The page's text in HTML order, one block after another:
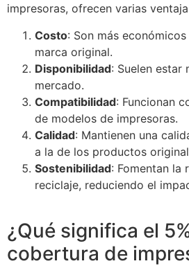
impresoras, ofrecen varias
Costo: Son más
marca original.
Disponibilidad: Suelen estar
mercado.
Compatibilidad: Funcionan
de modelos de impresoras.
Calidad: Mantienen una
a la de los productos
Sostenibilidad: Fomentan la
reciclaje, reduciendo el
¿Qué significa el
cobertura de